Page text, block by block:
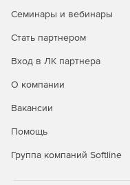
Семинары и вебинары
Стать партнером
Вход в ЛК партнера
О компании
Вакансии
Помощь
Группа компаний Softline